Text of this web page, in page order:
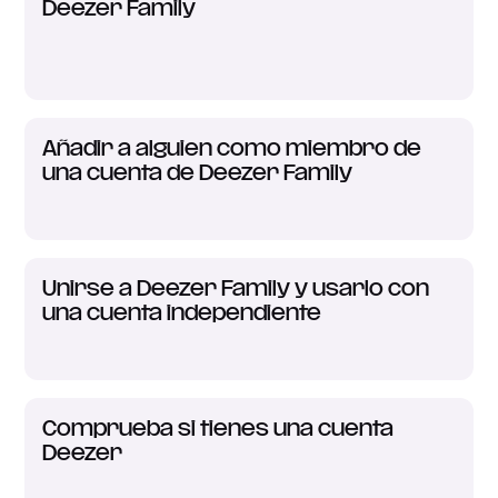
Deezer Family
Añadir a alguien como miembro de
una cuenta de Deezer Family
Unirse a Deezer Family y usarlo con
una cuenta independiente
Comprueba si tienes una cuenta
Deezer